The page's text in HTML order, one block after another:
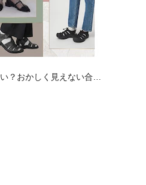
？おかしく見えない合わ
おすすめコーデ